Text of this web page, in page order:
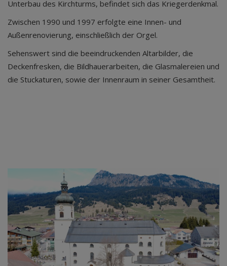
Unterbau des Kirchturms, befindet sich das Kriegerdenkmal.
Zwischen 1990 und 1997 erfolgte eine Innen- und
Außenrenovierung, einschließlich der Orgel.
Sehenswert sind die beeindruckenden Altarbilder, die
Deckenfresken, die Bildhauerarbeiten, die Glasmalereien und
die Stuckaturen, sowie der Innenraum in seiner Gesamtheit.